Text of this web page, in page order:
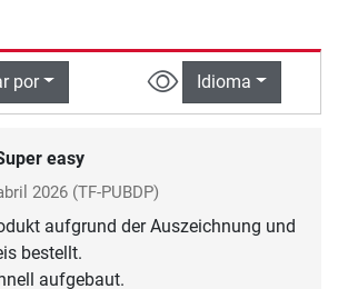
por Idioma
easy
2026 (TF-PUBDP)
aufgrund der Auszeichnung und
bestellt.
aufgebaut.